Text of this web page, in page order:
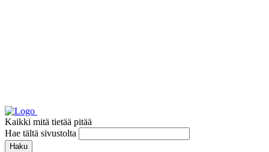
Kaikki mitä tietää pitää
Hae tältä sivustolta
Haku